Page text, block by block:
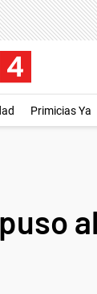
Primicias Ya